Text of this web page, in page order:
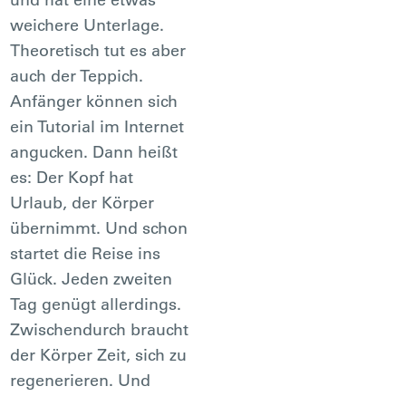
weichere Unterlage.
Theoretisch tut es aber
auch der Teppich.
Anfänger können sich
ein Tutorial im Internet
angucken. Dann heißt
es: Der Kopf hat
Urlaub, der Körper
übernimmt. Und schon
startet die Reise ins
Glück. Jeden zweiten
Tag genügt allerdings.
Zwischendurch braucht
der Körper Zeit, sich zu
regenerieren. Und